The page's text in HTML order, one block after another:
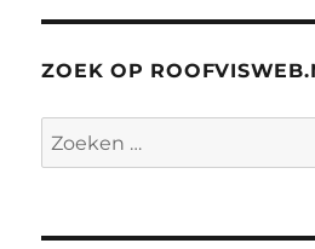
ZOEK OP
Zoeken
naar: